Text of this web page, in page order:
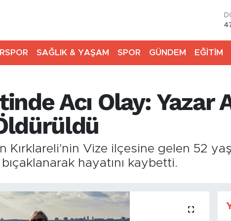
SAĞLIK & YAŞAM SPOR GÜNDEM EĞİTİM
Acı Olay: Yazar
Kırklareli'nin Vize ilçesine gelen 52
hayatını kaybetti.